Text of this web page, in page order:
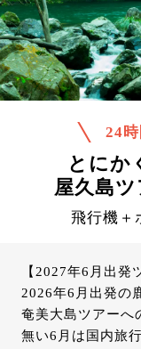
24
とにか
屋久島
飛行機＋
【2027年6月出発
2026年6月出発の
奄美大島ツアーへ
無い6月は国内旅